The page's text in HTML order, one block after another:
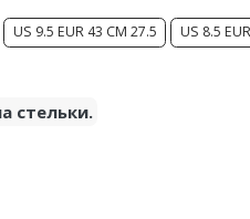
US 9.5 EUR 43 CM 27.5
US 8.5
стельки.